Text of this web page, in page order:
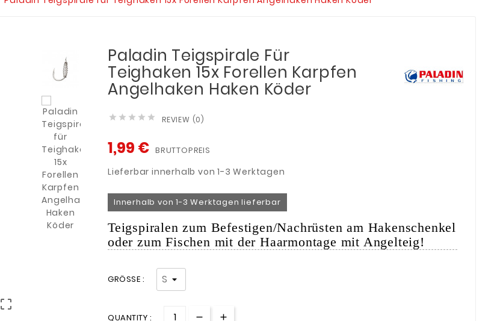

Paladin Teigspirale Für
Teighaken 15x Forellen Karpfen
Angelhaken Haken Köder
     REVIEW (0)
1,99 € BRUTTOPREIS
Lieferbar innerhalb von 1-3 Werktagen
Innerhalb von 1-3 Werktagen lieferbar
Teigspiralen zum Befestigen/Nachrüsten am Hakenschenkel
oder zum Fischen mit der Haarmontage mit Angelteig!
GRÖSSE :
QUANTITY :